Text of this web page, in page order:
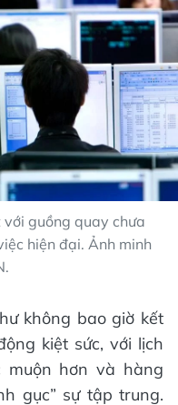
guồng quay chưa
hiện đại. Ảnh minh
không bao giờ kết
kiệt sức, với lịch
muộn hơn và hàng
gục” sự tập trung.